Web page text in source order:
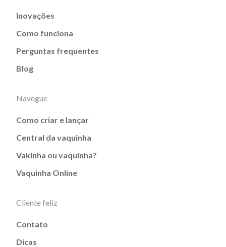
Inovações
Como funciona
Perguntas frequentes
Blog
Navegue
Como criar e lançar
Central da vaquinha
Vakinha ou vaquinha?
Vaquinha Online
Cliente feliz
Contato
Dicas